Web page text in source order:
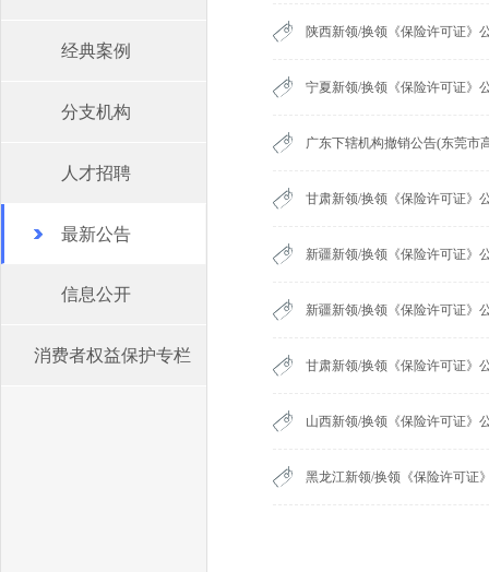
经典案例
分支机构
人才招聘
最新公告
信息公开
消费者权益保护专栏
陕西新领/换领《保险许可证》
宁夏新领/换领《保险许可证》
广东下辖机构撤销公告(东莞市
甘肃新领/换领《保险许可证》
新疆新领/换领《保险许可证》
新疆新领/换领《保险许可证》
甘肃新领/换领《保险许可证》
山西新领/换领《保险许可证》
黑龙江新领/换领《保险许可证